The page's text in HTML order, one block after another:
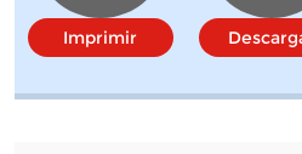
Imprimir